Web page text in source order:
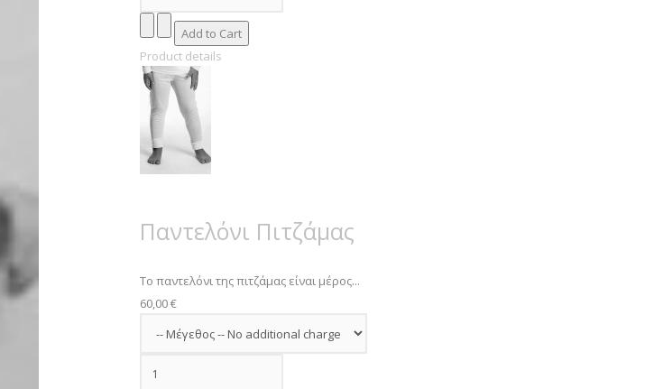
Product details
Παντελόνι Πιτζάμας
Το παντελόνι της πιτζάμας είναι μέρος...
60,00 €